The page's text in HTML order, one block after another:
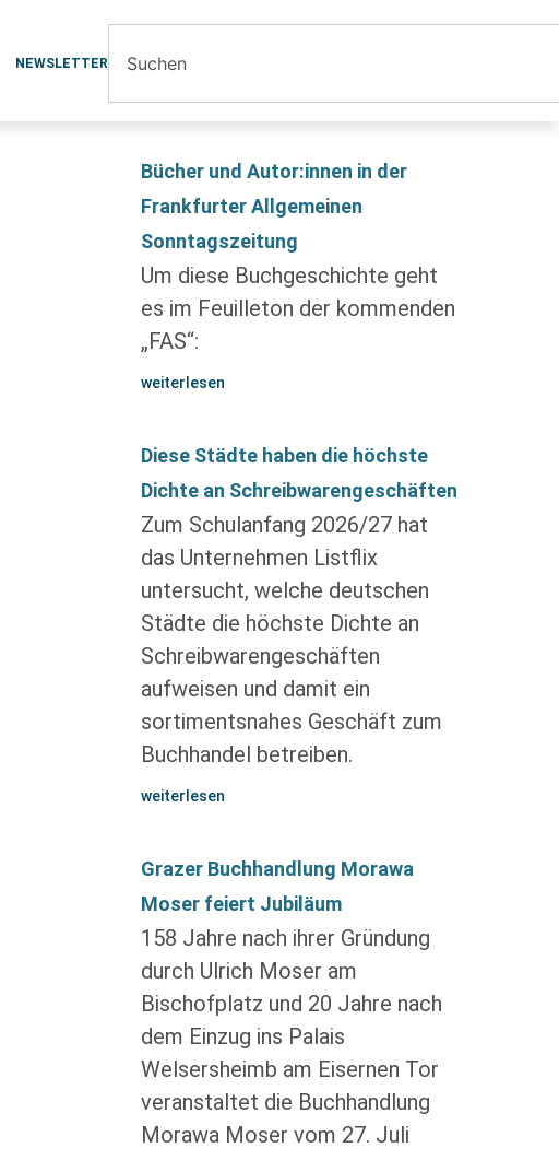
NEWSLETTER
Bücher und Autor:innen in der
Frankfurter Allgemeinen
Sonntagszeitung
Um diese Buchgeschichte geht
es im Feuilleton der kommenden
„FAS“:
weiterlesen
Diese Städte haben die höchste
Dichte an Schreibwarengeschäften
Zum Schulanfang 2026/27 hat
das Unternehmen Listflix
untersucht, welche deutschen
Städte die höchste Dichte an
Schreibwarengeschäften
aufweisen und damit ein
sortimentsnahes Geschäft zum
Buchhandel betreiben.
weiterlesen
Grazer Buchhandlung Morawa
Moser feiert Jubiläum
158 Jahre nach ihrer Gründung
durch Ulrich Moser am
Bischofplatz und 20 Jahre nach
dem Einzug ins Palais
Welsersheimb am Eisernen Tor
veranstaltet die Buchhandlung
Morawa Moser vom 27. Juli